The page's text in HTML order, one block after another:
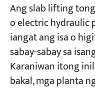
Ang slab lifting
o electric hydraulic
iangat ang isa o
sabay-sabay sa
Karaniwan itong
bakal, mga planta